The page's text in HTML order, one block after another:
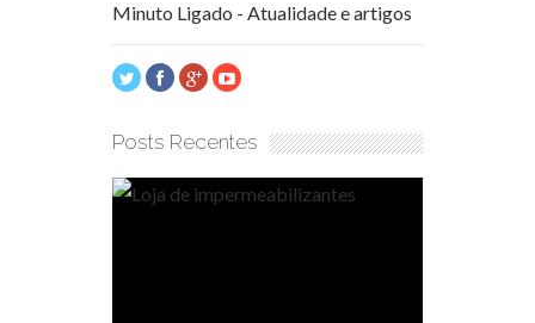
Minuto Ligado - Atualidade e artigos
Posts Recentes